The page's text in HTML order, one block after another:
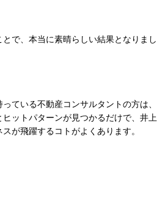
で、本当に素晴らしい結果となりまし
ている不動産コンサルタントの方は、
ットパターンが見つかるだけで、井上
が飛躍するコトがよくあります。